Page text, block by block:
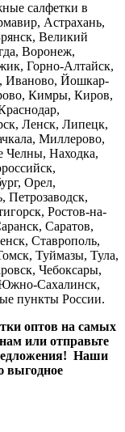
салфетки в
Астрахань,
Великий
Воронеж,
Горно-Алтайск,
Иваново, Йошкар-
Кимры, Киров,
Ленск, Липецк,
Миллерово,
Находка,
Орел,
Ростов-на-
Саратов,
Ставрополь,
Туймазы, Тула,
Чебоксары,
Сахалинск,
пункты России.
оптов на самых
или отправьте
Наши
выгодное